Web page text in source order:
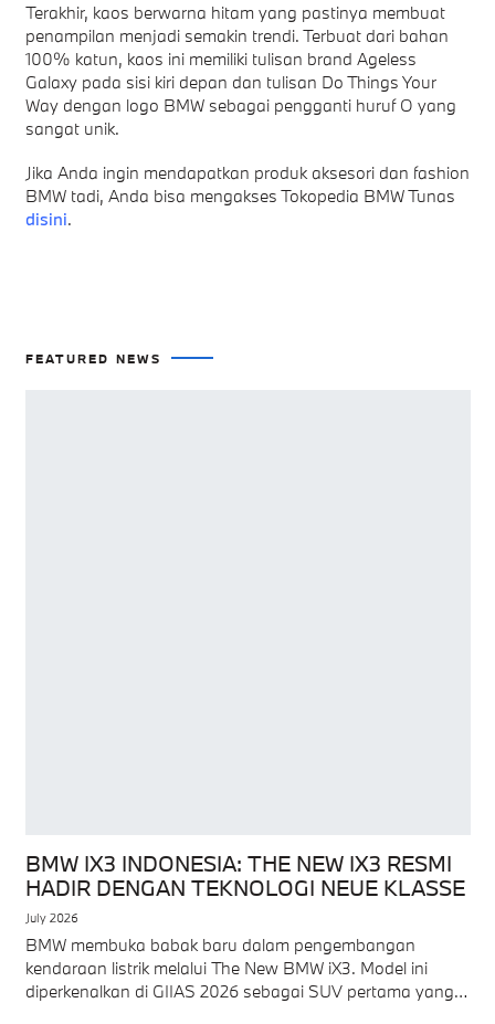
Terakhir, kaos berwarna hitam yang pastinya membuat
penampilan menjadi semakin trendi. Terbuat dari bahan
100% katun, kaos ini memiliki tulisan brand Ageless
Galaxy pada sisi kiri depan dan tulisan Do Things Your
Way dengan logo BMW sebagai pengganti huruf O yang
sangat unik.
Jika Anda ingin mendapatkan produk aksesori dan fashion
BMW tadi, Anda bisa mengakses Tokopedia BMW Tunas
disini.
FEATURED NEWS
BMW IX3 INDONESIA: THE NEW IX3 RESMI
HADIR DENGAN TEKNOLOGI NEUE KLASSE
July 2026
BMW membuka babak baru dalam pengembangan
kendaraan listrik melalui The New BMW iX3. Model ini
diperkenalkan di GIIAS 2026 sebagai SUV pertama yang